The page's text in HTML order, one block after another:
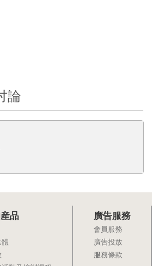
論
品 廣告服務
會員服務
廣告投放
服務條款